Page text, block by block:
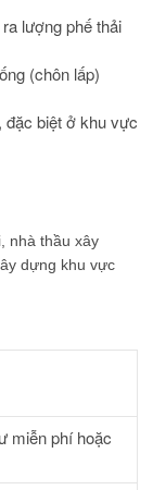
lượng phế thải
(chôn lấp)
đặc biệt ở khu vực
nhà thầu xây
dựng khu vực
miễn phí hoặc